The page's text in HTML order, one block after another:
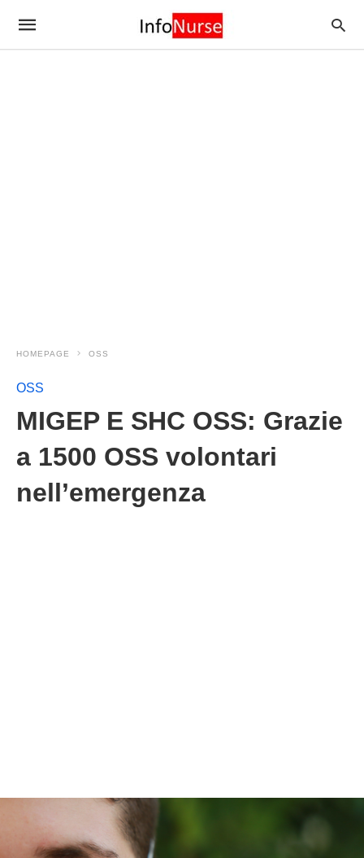
HOMEPAGE OSS
OSS
MIGEP E SHC OSS: Grazie
a 1500 OSS volontari
nell’emergenza